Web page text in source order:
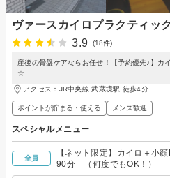
ヴァースカイロプラクティッ
3.9
(18件)
産後の骨盤ケアならお任せ！【予約優先♪】カ
☆
アクセス：JR中央線 武蔵境駅 徒歩4分
ポイントが貯まる・使える メンズ歓迎
スペシャルメニュー
全員
【ネット限定】カイロ＋小
90分 （何度でもOK！）